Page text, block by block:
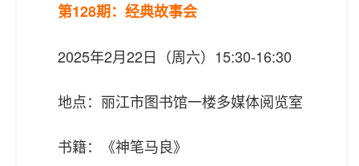
第128期：经典故事会
2025年2月22日（周六）15:30-16:30
地点：丽江市图书馆一楼多媒体阅览室
书籍：《神笔马良》